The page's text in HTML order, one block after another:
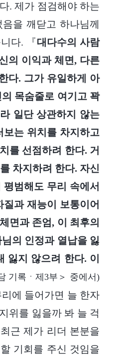
. 제가 점검해야 하는
을 깨닫고 하나님께
다. 『대다수의 사람
의 이익과 체면, 다른
다. 그가 유일하게 아
목숨줄로 여기고 꽉
일단 상관하지 않는
보는 위치를 차지하고
를 선점하려 한다. 거
차지하려 한다. 자신
범해도 무리 속에서
과 재능이 보통이어
면과 존엄, 이 최후의
의 인정과 열납을 잃
잃지 않으려 한다. 이
기록ㆍ제3부＞ 중에서)
에 들어가면 늘 한자
위를 잃을까 봐 늘 걱
근 제가 리더 본분을
기회를 주신 것임을